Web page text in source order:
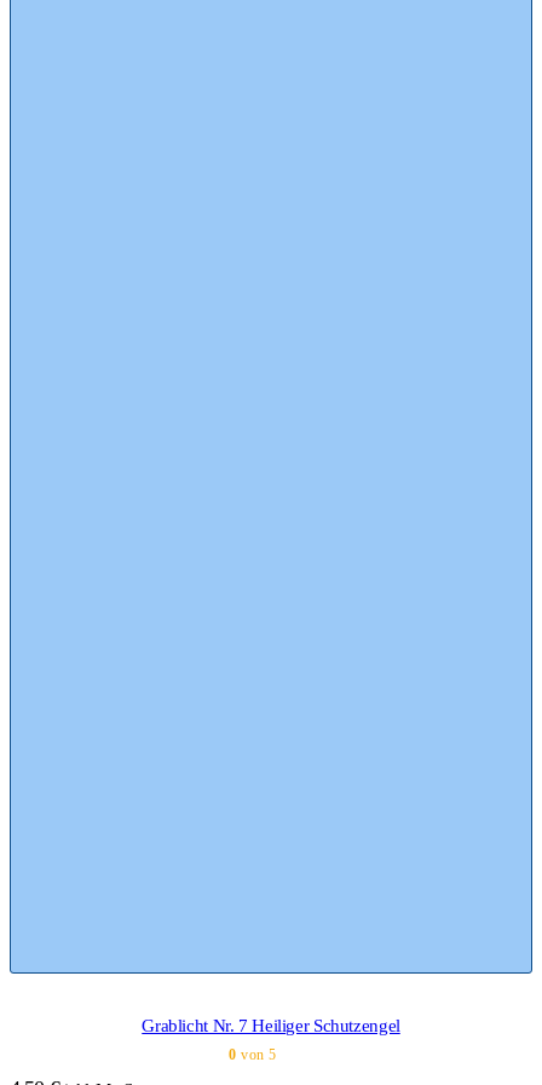
Grablicht Nr. 7 Heiliger Schutzengel
0 von 5